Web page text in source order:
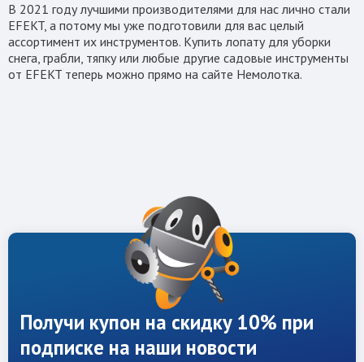
В 2021 году лучшими производителями для нас лично стали
EFEKT, а потому мы уже подготовили для вас целый
ассортимент их инструментов. Купить лопату для уборки
снега, грабли, тяпку или любые другие садовые инструменты
от EFEKT теперь можно прямо на сайте Немолотка.
Получи купон на скидку 10% при
подписке на наши новости